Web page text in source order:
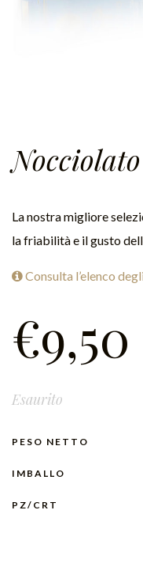
La nostra migliore
la friabilità e il gusto
Consulta l’elenco
€9,50
Esaurito
PESO NETTO
IMBALLO
PZ/CRT